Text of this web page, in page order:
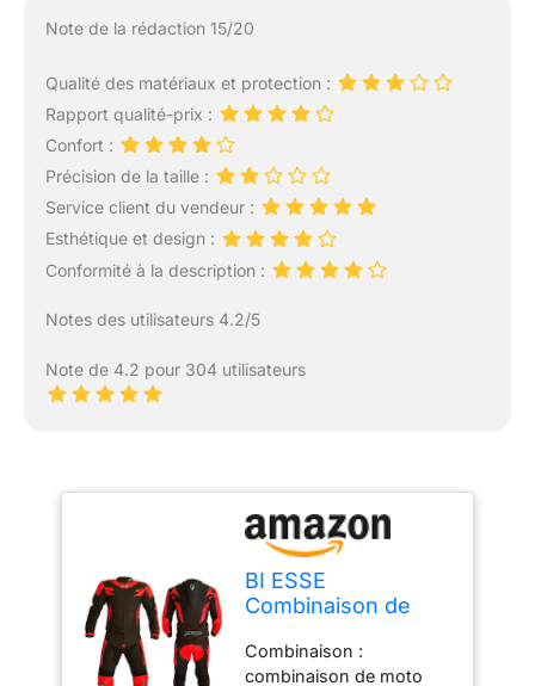
Note de la rédaction 15/20
Qualité des matériaux et protection :
Rapport qualité-prix :
Confort :
Précision de la taille :
Service client du vendeur :
Esthétique et design :
Conformité à la description :
Notes des utilisateurs 4.2/5
Note de 4.2 pour 304 utilisateurs
BI ESSE
Combinaison de
en cuir et tissu,
divisible en 2
Combinaison :
combinaison de moto